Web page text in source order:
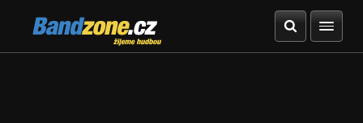
Bandzone.cz
žijeme hudbou